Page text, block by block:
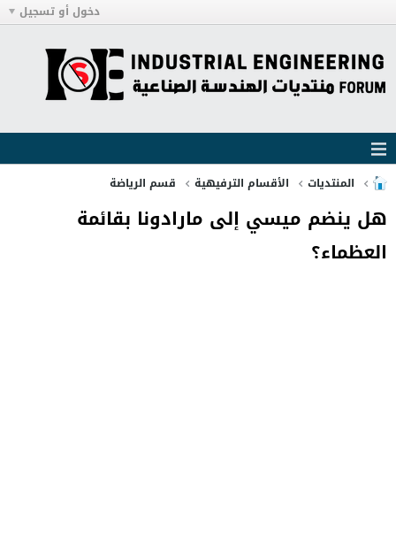
دخول أو تسجيل
المنتديات الأقسام الترفيهية قسم الرياضة
هل ينضم ميسي إلى مارادونا بقائمة
العظماء؟